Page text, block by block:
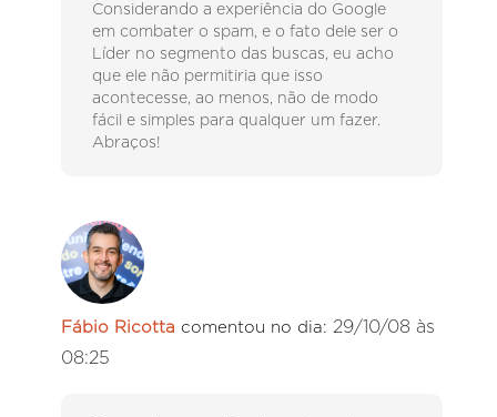
Considerando a experiência do Google
em combater o spam, e o fato dele ser o
Líder no segmento das buscas, eu acho
que ele não permitiria que isso
acontecesse, ao menos, não de modo
fácil e simples para qualquer um fazer.
Abraços!
Fábio Ricotta comentou no dia: 29/10/08 às
08:25